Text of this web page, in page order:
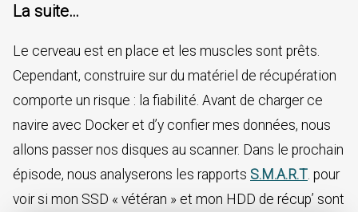
La suite…
Le cerveau est en place et les muscles sont prêts.
Cependant, construire sur du matériel de récupération
comporte un risque : la fiabilité. Avant de charger ce
navire avec Docker et d’y confier mes données, nous
allons passer nos disques au scanner. Dans le prochain
épisode, nous analyserons les rapports S.M.A.R.T . pour
voir si mon SSD « vétéran » et mon HDD de récup’ sont